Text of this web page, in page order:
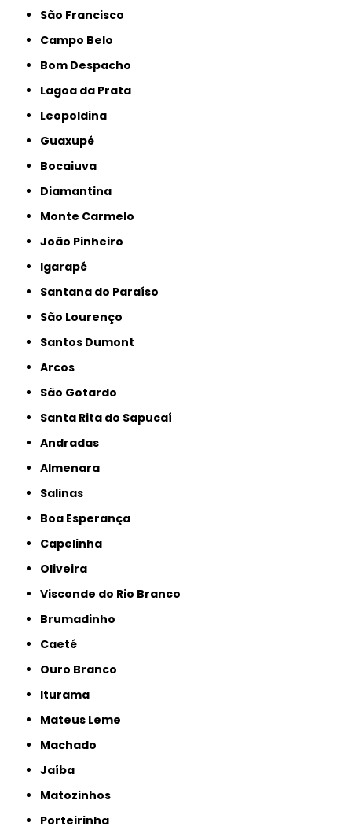
São Francisco
Campo Belo
Bom Despacho
Lagoa da Prata
Leopoldina
Guaxupé
Bocaiuva
Diamantina
Monte Carmelo
João Pinheiro
Igarapé
Santana do Paraíso
São Lourenço
Santos Dumont
Arcos
São Gotardo
Santa Rita do Sapucaí
Andradas
Almenara
Salinas
Boa Esperança
Capelinha
Oliveira
Visconde do Rio Branco
Brumadinho
Caeté
Ouro Branco
Iturama
Mateus Leme
Machado
Jaíba
Matozinhos
Porteirinha